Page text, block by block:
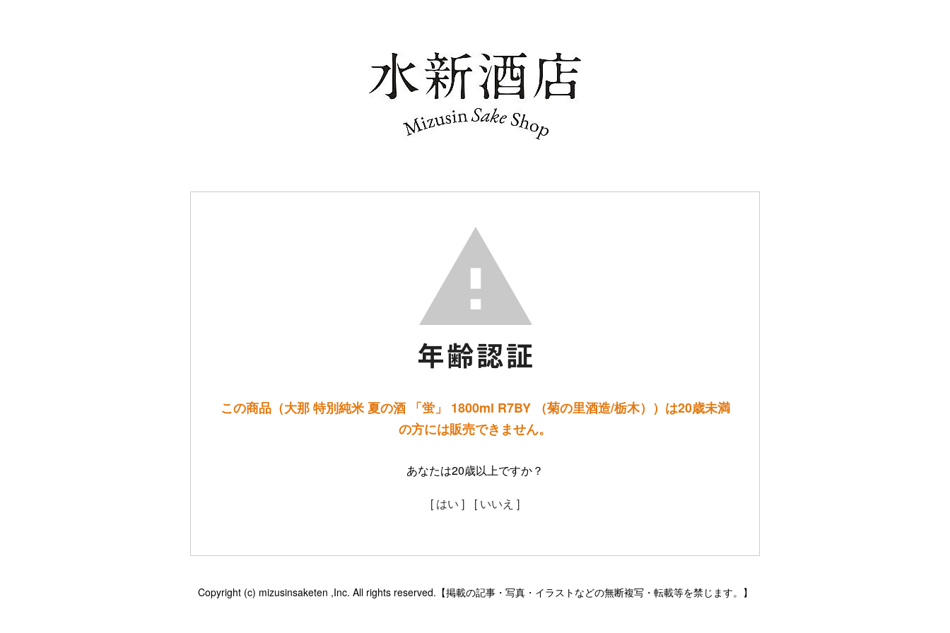
この商品（大那 特別純米 夏の酒 「蛍」 1800ml R7BY （菊の里酒造/栃木））は20歳未満
の方には販売できません。
あなたは20歳以上ですか？
[ はい ] [ いいえ ]
Copyright (c) mizusinsaketen ,Inc. All rights reserved.【掲載の記事・写真・イラストなどの無断複写・転載等を禁じます。】